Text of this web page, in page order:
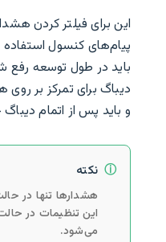
این برای فیلتر کردن
باید در طول توسعه رفع
دیباگ برای تمرکز بر
و باید پس از اتمام
نکته
هشدارها تنها در
این تنظیمات در
می‌شود.